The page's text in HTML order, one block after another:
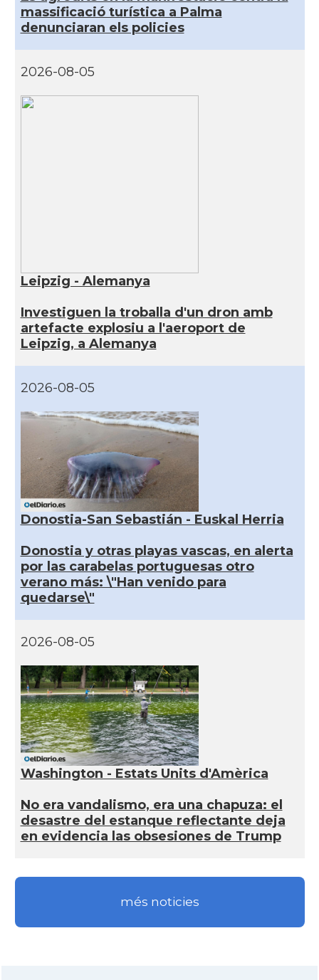
massificació turística a Palma
denunciaran els policies
2026-08-05
Leipzig - Alemanya
Investiguen la troballa d'un dron amb
artefacte explosiu a l'aeroport de
Leipzig, a Alemanya
2026-08-05
Donostia-San Sebastián - Euskal Herria
Donostia y otras playas vascas, en alerta
por las carabelas portuguesas otro
verano más: \"Han venido para
quedarse\"
2026-08-05
Washington - Estats Units d'Amèrica
No era vandalismo, era una chapuza: el
desastre del estanque reflectante deja
en evidencia las obsesiones de Trump
més noticies